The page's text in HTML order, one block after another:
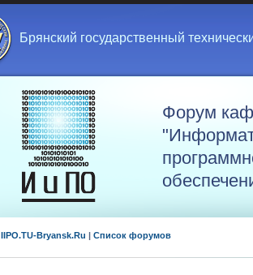
Брянский государственный
Форум
IIPO.TU-Bryansk.Ru | Список форумов